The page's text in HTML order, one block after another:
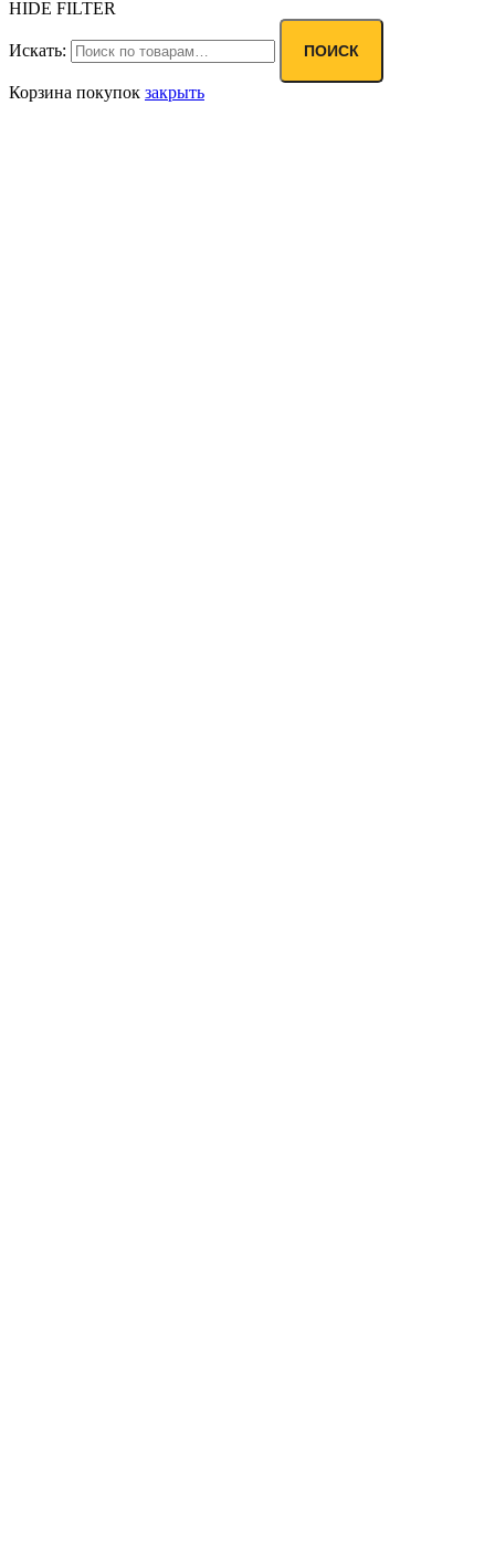
HIDE FILTER
Искать: ПОИСК
Корзина покупок закрыть